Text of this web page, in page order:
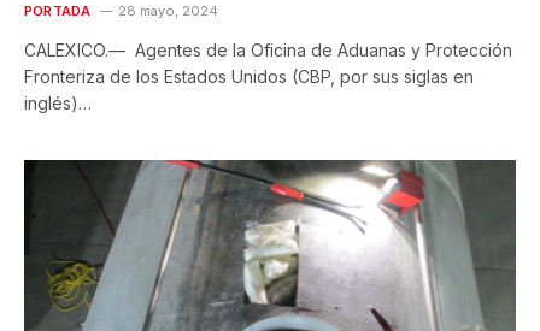
PORTADA 28 mayo, 2024
CALEXICO.— Agentes de la Oficina de Aduanas y Protección
Fronteriza de los Estados Unidos (CBP, por sus siglas en
inglés)…